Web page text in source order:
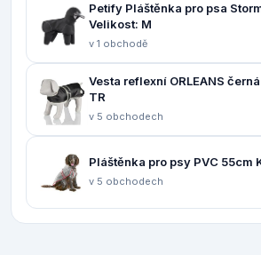
Petify Pláštěnka pro psa
Velikost: M
v 1 obchodě
Vesta reflexní ORLEANS
TR
v 5 obchodech
Pláštěnka pro psy PVC 55cm
v 5 obchodech